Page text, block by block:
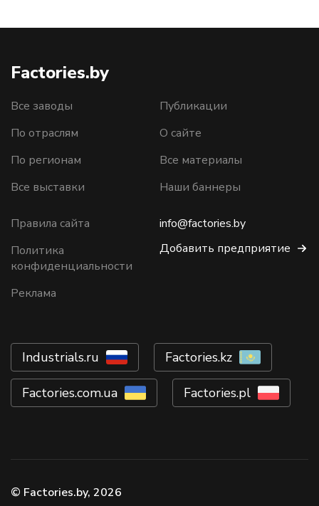
Factories.by
Все заводы
По отраслям
По регионам
Все выставки
Публикации
О сайте
Все материалы
Наши баннеры
Правила сайта
Политика
конфиденциальности
Реклама
info@factories.by
Добавить предприятие
Industrials.ru Factories.kz
Factories.com.ua Factories.pl
© Factories.by, 2026